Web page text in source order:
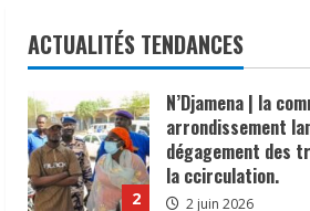
ACTUALITÉS TENDANCES
dans sa
6 juin 2026
2
la ccirculation.
2 juin 2026
3
𝗖𝗼𝘁𝗼𝗻 | 𝒍𝒆 𝑻𝒄𝒉𝒂𝒅
𝒇𝒓𝒂𝒏ç𝒂𝒊𝒔 𝒅𝒆 𝟐𝟐,𝟓
𝒓𝒆𝒍𝒂𝒏𝒄𝒆𝒓 𝒔𝒂 𝒇𝒇𝒊𝒍𝒊è𝒓𝒆.
22 mai 2026